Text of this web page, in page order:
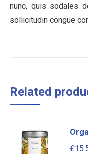
nunc, quis sodales
sollicitudin congue
Related
£